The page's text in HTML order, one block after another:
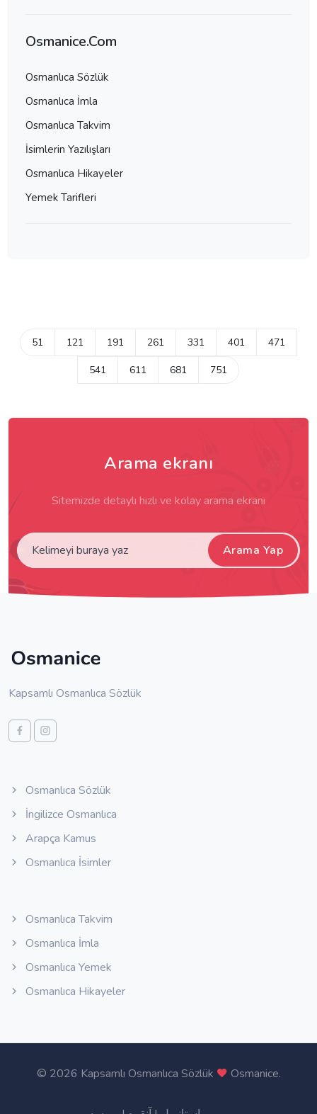
Osmanice.Com
Osmanlıca Sözlük
Osmanlıca İmla
Osmanlıca Takvim
İsimlerin Yazılışları
Osmanlıca Hikayeler
Yemek Tarifleri
51 121 191 261 331 401 471
541 611 681 751
Arama ekranı
Sitemizde detaylı hızlı ve kolay arama ekranı
Arama Yap
Kapsamlı Osmanlıca Sözlük
Osmanlıca Sözlük
İngilizce Osmanlıca
Arapça Kamus
Osmanlıca İsimler
Osmanlıca Takvim
Osmanlıca İmla
Osmanlıca Yemek
Osmanlıca Hikayeler
© 2026 Kapsamlı Osmanlıca Sözlük Osmanice.